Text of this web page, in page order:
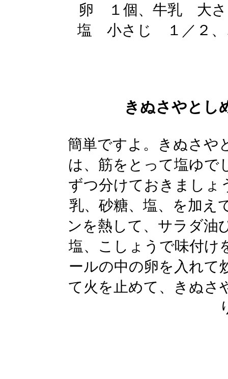
卵 １個、牛乳 大
塩 小さじ １／２
きぬさやとし
簡単ですよ。きぬさや
は、筋をとって塩ゆで
ずつ分けておきましょ
乳、砂糖、塩、を加え
ンを熱して、サラダ油
塩、こしょうで味付け
ールの中の卵を入れて
て火を止めて、きぬさ